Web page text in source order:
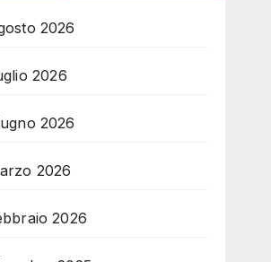
2026
2026
2026
2026
2026